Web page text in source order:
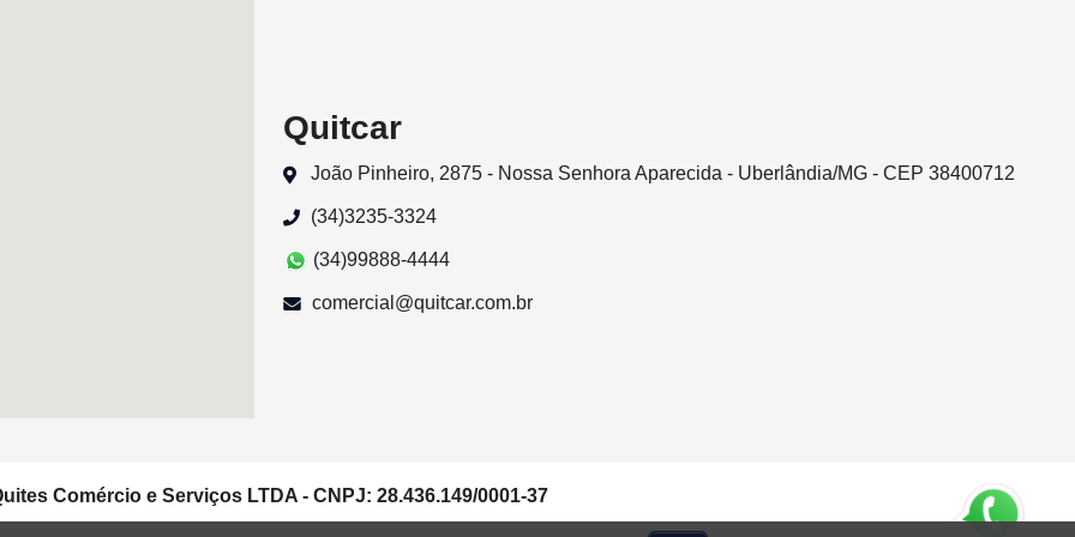
Quitcar
João Pinheiro, 2875 - Nossa Senhora Aparecida - Uberlândia/MG - CEP 38400712
(34)3235-3324
(34)99888-4444
comercial@quitcar.com.br
Comércio e Serviços LTDA - CNPJ: 28.436.149/0001-37